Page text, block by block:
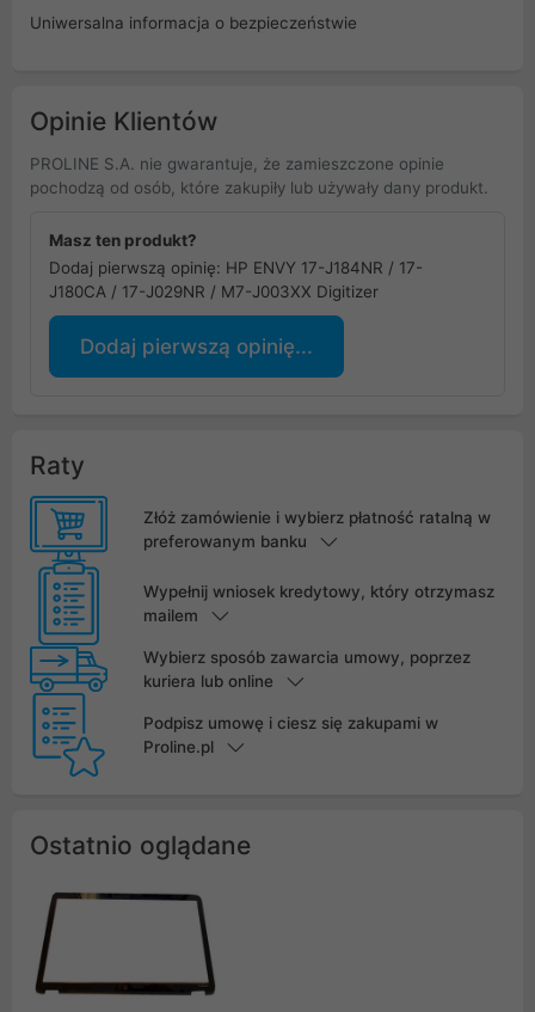
Uniwersalna informacja o bezpieczeństwie
Opinie Klientów
PROLINE S.A. nie gwarantuje, że zamieszczone opinie
pochodzą od osób, które zakupiły lub używały dany produkt.
Masz ten produkt?
Dodaj pierwszą opinię: HP ENVY 17-J184NR / 17-
J180CA / 17-J029NR / M7-J003XX Digitizer
Dodaj pierwszą opinię...
Raty
Złóż zamówienie i wybierz płatność ratalną w
preferowanym banku
Wypełnij wniosek kredytowy, który otrzymasz
mailem
Wybierz sposób zawarcia umowy, poprzez
kuriera lub online
Podpisz umowę i ciesz się zakupami w
Proline.pl
Ostatnio oglądane